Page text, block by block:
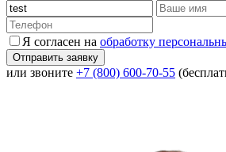
Я согласен на обработку
или звоните +7 (800) 600-70-55